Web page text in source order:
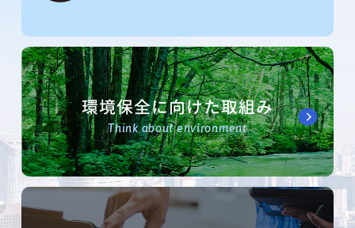
環境保全に向けた取組み
Think about environment